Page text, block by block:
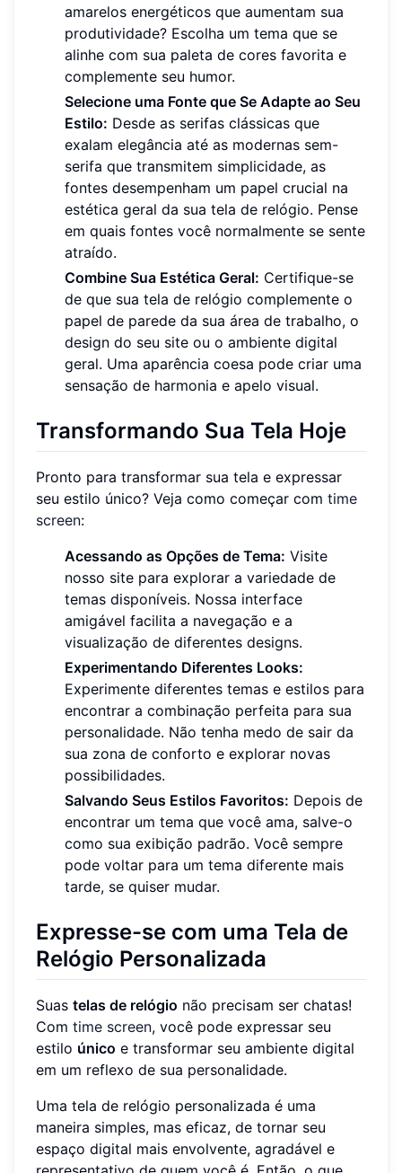
amarelos energéticos que aumentam sua
produtividade? Escolha um tema que se
alinhe com sua paleta de cores favorita e
complemente seu humor.
Selecione uma Fonte que Se Adapte ao Seu
Estilo: Desde as serifas clássicas que
exalam elegância até as modernas sem-
serifa que transmitem simplicidade, as
fontes desempenham um papel crucial na
estética geral da sua tela de relógio. Pense
em quais fontes você normalmente se sente
atraído.
Combine Sua Estética Geral: Certifique-se
de que sua tela de relógio complemente o
papel de parede da sua área de trabalho, o
design do seu site ou o ambiente digital
geral. Uma aparência coesa pode criar uma
sensação de harmonia e apelo visual.
Transformando Sua Tela Hoje
Pronto para transformar sua tela e expressar
seu estilo único? Veja como começar com time
screen:
Acessando as Opções de Tema: Visite
nosso site para explorar a variedade de
temas disponíveis. Nossa interface
amigável facilita a navegação e a
visualização de diferentes designs.
Experimentando Diferentes Looks:
Experimente diferentes temas e estilos para
encontrar a combinação perfeita para sua
personalidade. Não tenha medo de sair da
sua zona de conforto e explorar novas
possibilidades.
Salvando Seus Estilos Favoritos: Depois de
encontrar um tema que você ama, salve-o
como sua exibição padrão. Você sempre
pode voltar para um tema diferente mais
tarde, se quiser mudar.
Expresse-se com uma Tela de
Relógio Personalizada
Suas telas de relógio não precisam ser chatas!
Com time screen, você pode expressar seu
estilo único e transformar seu ambiente digital
em um reflexo de sua personalidade.
Uma tela de relógio personalizada é uma
maneira simples, mas eficaz, de tornar seu
espaço digital mais envolvente, agradável e